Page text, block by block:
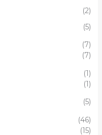
(2)
(5)
(7)
(7)
(1)
(1)
(5)
(46)
(15)